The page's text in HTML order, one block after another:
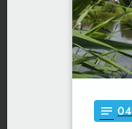
notes 04